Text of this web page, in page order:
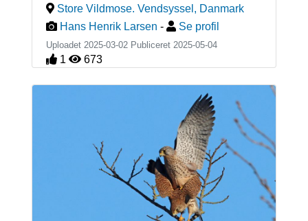
Store Vildmose. Vendsyssel , Danmark
Hans Henrik Larsen - Se profil
Uploadet 2025-03-02 Publiceret 2025-05-04
1 673